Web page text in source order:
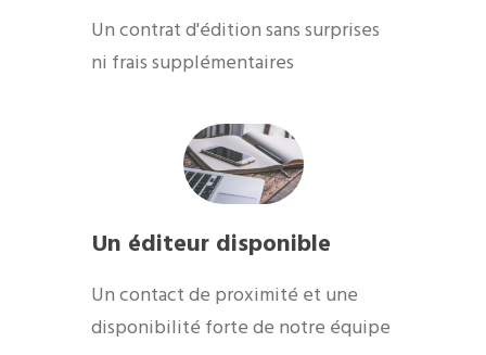
Un contrat d'édition sans surprises
ni frais supplémentaires
Un éditeur disponible
Un contact de proximité et une
disponibilité forte de notre équipe